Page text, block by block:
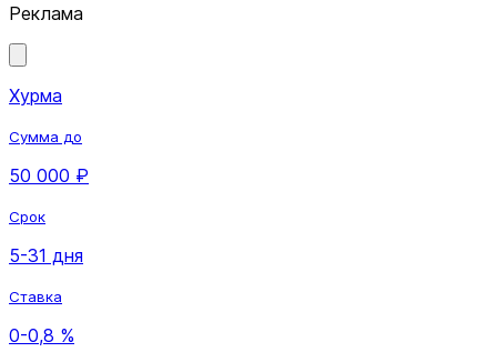
Реклама
Хурма
Сумма до
50 000 ₽
Срок
5-31 дня
Ставка
0-0,8 %